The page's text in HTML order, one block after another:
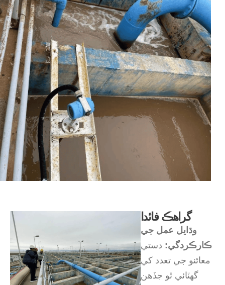
گراهڪ فائدا
وڌايل عمل جي
ڪارڪردگي: دستي
معائنو جي تعدد کي
گهٽائي ٿو جڏهن